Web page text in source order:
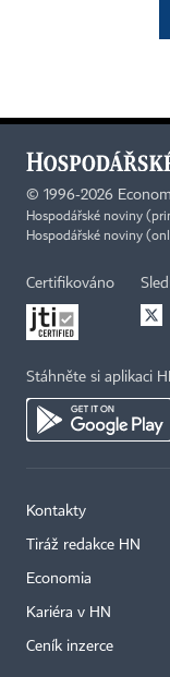
© 1996-2026
Hospodářské noviny
Hospodářské noviny
Certifikováno
Stáhněte si aplikaci
Kontakty
Tiráž redakce HN
Economia
Kariéra v HN
Ceník inzerce